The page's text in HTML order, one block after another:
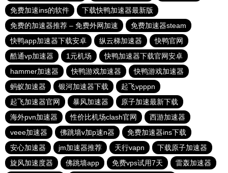
免费加速ins的软件
下载快鸭加速器最新版
免费的加速器推荐 – 免费外网加速
免费加速器steam
快鸭app加速器下载安卓
纵云梯加速器
快鸭官网
酷通vp加速器
1元机场
快鸭加速器下载官网安卓
hammer加速器
快鸭游戏加速器
快鸭游戏加速器
蚂蚁加速器
银河加速器下载
起飞vpppn
起飞加速器官网
暴风加速器
原子加速最新下载
海外pvn加速器
性价比机场clash官网
西游加速器
veee加速器
佛跳墙v加p速n器
免费加速器ins下载
安心加速器
jm加速器推荐 天行vapn
下载原子加速器
旋风加速度器
佛跳墙app 免费vps试用7天 雷轰加速器